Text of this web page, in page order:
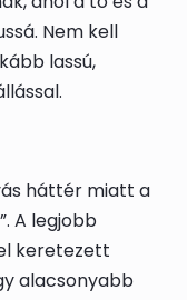
Nem kell
lassú,
háttér miatt a
A legjobb
keretezett
alacsonyabb